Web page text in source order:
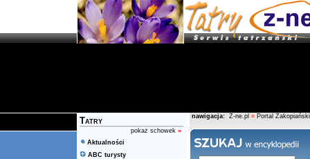
Tatry
pokaż schowek »
Aktualności
ABC turysty
nawigacja: Z-ne.pl » Portal Zakopiański